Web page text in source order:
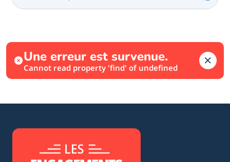
Une erreur est survenue.
Cannot read property 'find' of undefined